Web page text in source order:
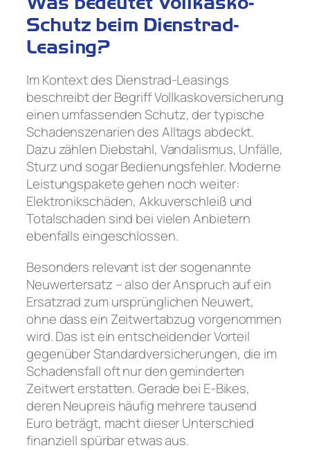
Schutz beim Dienstrad-
Leasing?
Im Kontext des Dienstrad-Leasings
beschreibt der Begriff Vollkaskoversicherung
einen umfassenden Schutz, der typische
Schadenszenarien des Alltags abdeckt.
Dazu zählen Diebstahl, Vandalismus, Unfälle,
Sturz und sogar Bedienungsfehler. Moderne
Leistungspakete gehen noch weiter:
Elektronikschäden, Akkuverschleiß und
Totalschaden sind bei vielen Anbietern
ebenfalls eingeschlossen.
Besonders relevant ist der sogenannte
Neuwertersatz – also der Anspruch auf ein
Ersatzrad zum ursprünglichen Neuwert,
ohne dass ein Zeitwertabzug vorgenommen
wird. Das ist ein entscheidender Vorteil
gegenüber Standardversicherungen, die im
Schadensfall oft nur den geminderten
Zeitwert erstatten. Gerade bei E-Bikes,
deren Neupreis häufig mehrere tausend
Euro beträgt, macht dieser Unterschied
finanziell spürbar etwas aus.